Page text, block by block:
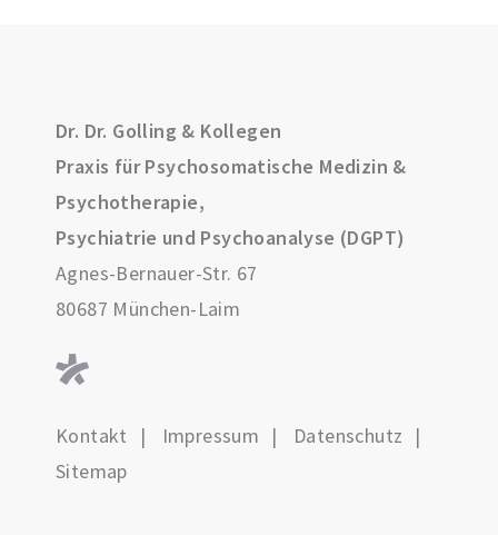
Dr. Dr. Golling & Kollegen
Praxis für Psychosomatische Medizin &
Psychotherapie,
Psychiatrie und Psychoanalyse (DGPT)
Agnes-Bernauer-Str. 67
80687 München-Laim
Kontakt Impressum
Datenschutz
Sitemap